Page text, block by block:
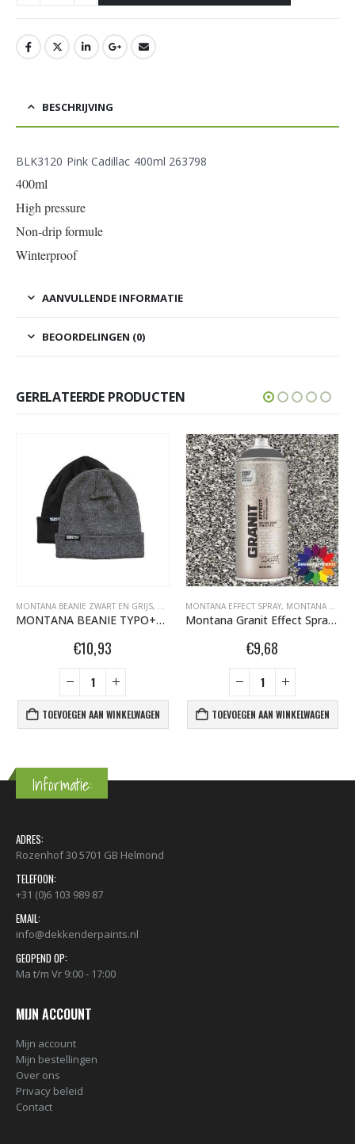
BESCHRIJVING
BLK3120 Pink Cadillac 400ml 263798
400ml
High pressure
Non-drip formule
Winterproof
AANVULLENDE INFORMATIE
BEOORDELINGEN (0)
GERELATEERDE PRODUCTEN
SPUITBUSSEN ,MONTANA GRANIT EFFECT SPRAY 400ML
MONTANA BEANIE ZWART EN GRIJS, MONTANA GRAFFITI SPUITBUSSEN,OVERIG
MONTANA BEANIE TYPO+LOGO CHARCOAL 457326
€10,93
TOEVOEGEN AAN WINKELWAGEN
MONTANA EFFECT SPRAY, MONTANA GRAFFITI SPUITBUSSEN
Montana Granit Effect Spray EG 7050 Grey 400 ml 415395
€9,68
TOEVOEGEN AAN WINKELWAGEN
Informatie:
ADRES:
Rozenhof 30 5701 GB Helmond
TELEFOON:
+31 (0)6 103 989 87
EMAIL:
info@dekkenderpaints.nl
GEOPEND OP:
Ma t/m Vr 9:00 - 17:00
MIJN ACCOUNT
Mijn account
Mijn bestellingen
Over ons
Privacy beleid
Contact